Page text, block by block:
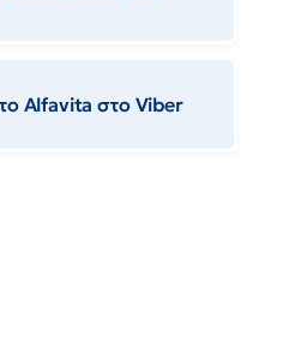
Αlfavita στο Viber